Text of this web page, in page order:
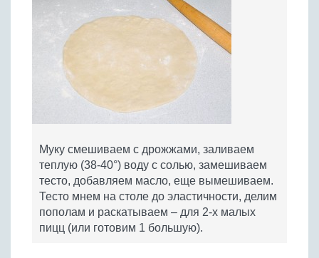
Муку смешиваем с дрожжами, заливаем
теплую (38-40°) воду с солью, замешиваем
тесто, добавляем масло, еще вымешиваем.
Тесто мнем на столе до эластичности, делим
пополам и раскатываем – для 2-х малых
пицц (или готовим 1 большую).